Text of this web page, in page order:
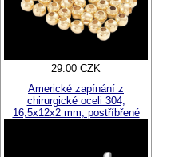
29.00 CZK
Americké zapínání z
chirurgické oceli 304,
16,5x12x2 mm, postříbřené